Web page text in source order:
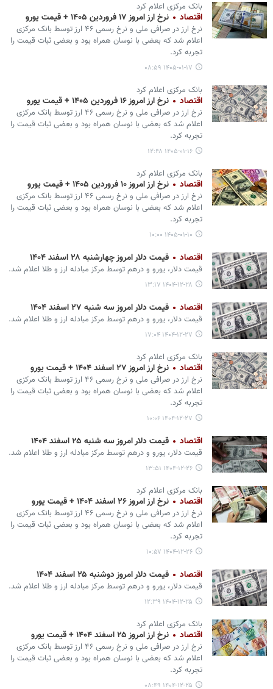
بانک مرکزی اعلام کرد
اقتصاد نرخ ارز امروز ۱۷ فروردین ۱۴۰۵ + قیمت یورو
نرخ ارز در صرافی ملی و نرخ رسمی ۴۶ ارز توسط بانک مرکزی
اعلام شد که بعضی با نوسان همراه بود و بعضی ثبات قیمت را
تجربه کرد.
۱۴۰۵-۰۱-۱۷ ۰۸:۵۹
بانک مرکزی اعلام کرد
اقتصاد نرخ ارز امروز ۱۶ فروردین ۱۴۰۵ + قیمت یورو
نرخ ارز در صرافی ملی و نرخ رسمی ۴۶ ارز توسط بانک مرکزی
اعلام شد که بعضی با نوسان همراه بود و بعضی ثبات قیمت را
تجربه کرد.
۱۴۰۵-۰۱-۱۶ ۱۲:۴۸
بانک مرکزی اعلام کرد
اقتصاد نرخ ارز امروز ۱۰ فروردین ۱۴۰۵ + قیمت یورو
نرخ ارز در صرافی ملی و نرخ رسمی ۴۶ ارز توسط بانک مرکزی
اعلام شد که بعضی با نوسان همراه بود و بعضی ثبات قیمت را
تجربه کرد.
۱۴۰۵-۰۱-۱۰ ۱۰:۰۰
اقتصاد قیمت دلار امروز چهارشنبه ۲۸ اسفند ۱۴۰۴
قیمت دلار، یورو و درهم توسط مرکز مبادله ارز و طلا اعلام شد.
۱۴۰۴-۱۲-۲۸ ۱۳:۱۷
اقتصاد قیمت دلار امروز سه شنبه ۲۷ اسفند ۱۴۰۴
قیمت دلار، یورو و درهم توسط مرکز مبادله ارز و طلا اعلام شد.
۱۴۰۴-۱۲-۲۷ ۱۷:۰۴
بانک مرکزی اعلام کرد
اقتصاد نرخ ارز امروز ۲۷ اسفند ۱۴۰۴ + قیمت یورو
نرخ ارز در صرافی ملی و نرخ رسمی ۴۶ ارز توسط بانک مرکزی
اعلام شد که بعضی با نوسان همراه بود و بعضی ثبات قیمت را
تجربه کرد.
۱۴۰۴-۱۲-۲۷ ۱۰:۰۶
اقتصاد قیمت دلار امروز سه شنبه ۲۵ اسفند ۱۴۰۴
قیمت دلار، یورو و درهم توسط مرکز مبادله ارز و طلا اعلام شد.
۱۴۰۴-۱۲-۲۶ ۱۳:۵۱
بانک مرکزی اعلام کرد
اقتصاد نرخ ارز امروز ۲۶ اسفند ۱۴۰۴ + قیمت یورو
نرخ ارز در صرافی ملی و نرخ رسمی ۴۶ ارز توسط بانک مرکزی
اعلام شد که بعضی با نوسان همراه بود و بعضی ثبات قیمت را
تجربه کرد.
۱۴۰۴-۱۲-۲۶ ۱۰:۵۷
اقتصاد قیمت دلار امروز دوشنبه ۲۵ اسفند ۱۴۰۴
قیمت دلار، یورو و درهم توسط مرکز مبادله ارز و طلا اعلام شد.
۱۴۰۴-۱۲-۲۵ ۱۲:۳۹
بانک مرکزی اعلام کرد
اقتصاد نرخ ارز امروز ۲۵ اسفند ۱۴۰۴ + قیمت یورو
نرخ ارز در صرافی ملی و نرخ رسمی ۴۶ ارز توسط بانک مرکزی
اعلام شد که بعضی با نوسان همراه بود و بعضی ثبات قیمت را
تجربه کرد.
۱۴۰۴-۱۲-۲۵ ۰۸:۴۹